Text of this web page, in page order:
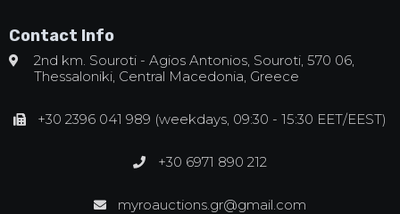
Contact Info
2nd km. Souroti - Agios Antonios, Souroti, 570 06,
Thessaloniki, Central Macedonia, Greece
+30 2396 041 989 (weekdays, 09:30 - 15:30 EET/EEST)
+30 6971 890 212
myroauctions.gr@gmail.com